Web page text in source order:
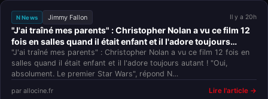
N News Jimmy Fallon Il y a 20h
"J'ai traîné mes parents" : Christopher Nolan a vu ce film 12
fois en salles quand il était enfant et il l'adore toujours
autant !
"J'ai traîné mes parents" : Christopher Nolan a vu ce film 12 fois en
salles quand il était enfant et il l'adore toujours autant ! "Oui,
absolument. Le premier Star Wars", répond N…
par allocine.fr Lire l'article →